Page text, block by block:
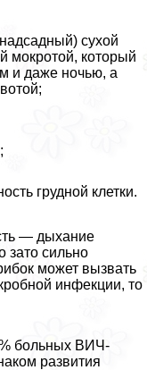
сухой
мокротой, который
и даже ночью, а
грудной клетки.
— дыхание
зато сильно
может вызвать
инфекции, то
больных ВИЧ-
развития